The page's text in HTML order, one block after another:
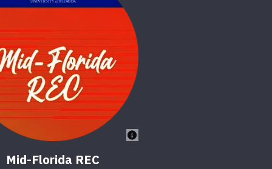
Mid-Florida REC